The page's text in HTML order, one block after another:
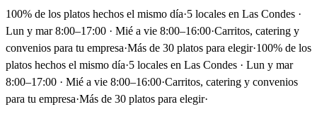
100% de los platos hechos el mismo día·5 locales en Las Condes ·
Lun y mar 8:00–17:00 · Mié a vie 8:00–16:00·Carritos, catering y
convenios para tu empresa·Más de 30 platos para elegir·100% de los
platos hechos el mismo día·5 locales en Las Condes · Lun y mar
8:00–17:00 · Mié a vie 8:00–16:00·Carritos, catering y convenios
para tu empresa·Más de 30 platos para elegir·